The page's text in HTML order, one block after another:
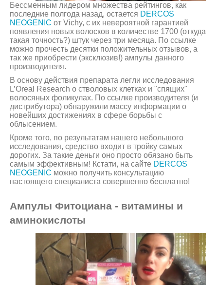
Бессменным лидером множества рейтингов, как
последние полгода назад, остается DERCOS
NEOGENIC от Vichy, с их невероятной гарантией
появления новых волосков в количестве 1700 (откуда
такая точность?) штук через три месяца. По ссылке
можно прочесть десятки положительных отзывов, а
так же приобрести (эксклюзив!) ампулы данного
производителя.
В основу действия препарата легли исследования
L’Oreal Research о стволовых клетках и "спящих"
волосяных фоликулах. По ссылке производителя (и
дистрибутора) обнаружили массу информации о
новейших достижениях в сфере борьбы с
облысением.
Кроме того, по результатам нашего небольшого
исследования, средство входит в тройку самых
дорогих. За такие деньги оно просто обязано быть
самым эффективным! Кстати, на сайте DERCOS
NEOGENIC можно получить консультацию
настоящего специалиста совершенно бесплатно!
Ампулы Фитоциана - витамины и
аминокислоты